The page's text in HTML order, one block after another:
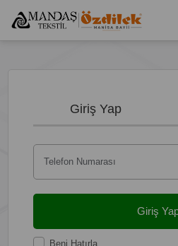
Giriş Yap
Telefon Numarası
Giriş
Beni Hatırla